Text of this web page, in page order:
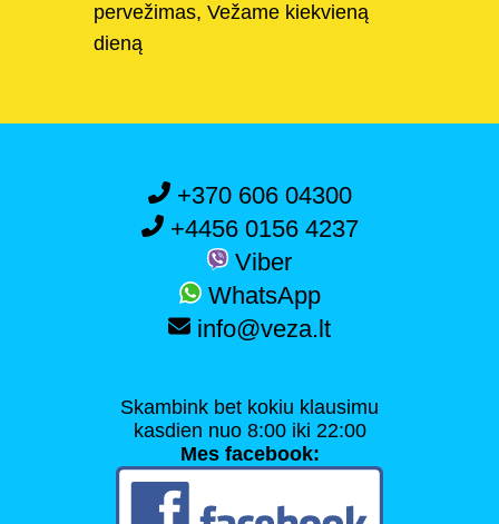
pervežimas, Vežame kiekvieną
dieną
+370 606 04300
+4456 0156 4237
Viber
WhatsApp
info@veza.lt
Skambink bet kokiu klausimu
kasdien nuo 8:00 iki 22:00
Mes facebook: